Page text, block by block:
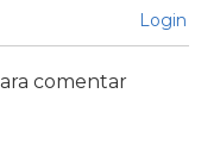
Login
comentar